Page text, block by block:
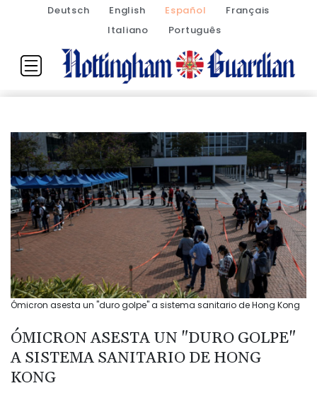
Deutsch English Español
Français
Italiano
Português
Ómicron asesta un "duro golpe" a sistema sanitario de Hong Kong
ÓMICRON ASESTA UN "DURO GOLPE"
A SISTEMA SANITARIO DE HONG
KONG